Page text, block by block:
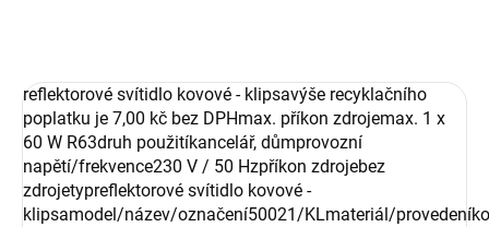
reflektorové svítidlo kovové - klipsavýše recyklačního
poplatku je 7,00 kč bez DPHmax. příkon zdrojemax. 1 x
60 W R63druh použitíkancelář, důmprovozní
napětí/frekvence230 V / 50 Hzpříkon zdrojebez
zdrojetypreflektorové svítidlo kovové -
klipsamodel/název/označení50021/KLmateriál/